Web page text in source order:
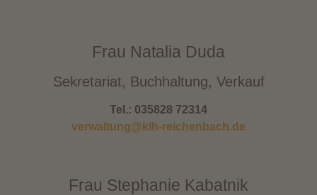
Frau Natalia Duda
Sekretariat, Buchhaltung, Verkauf
Tel.: 035828 72314
verwaltung@klh-reichenbach.de
Frau Stephanie Kabatnik